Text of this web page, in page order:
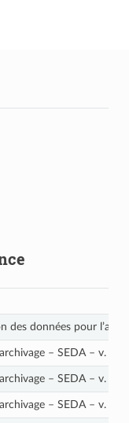
données pour
– SEDA – v. 2.1
– SEDA – v. 2.2
– SEDA – v. 2.3